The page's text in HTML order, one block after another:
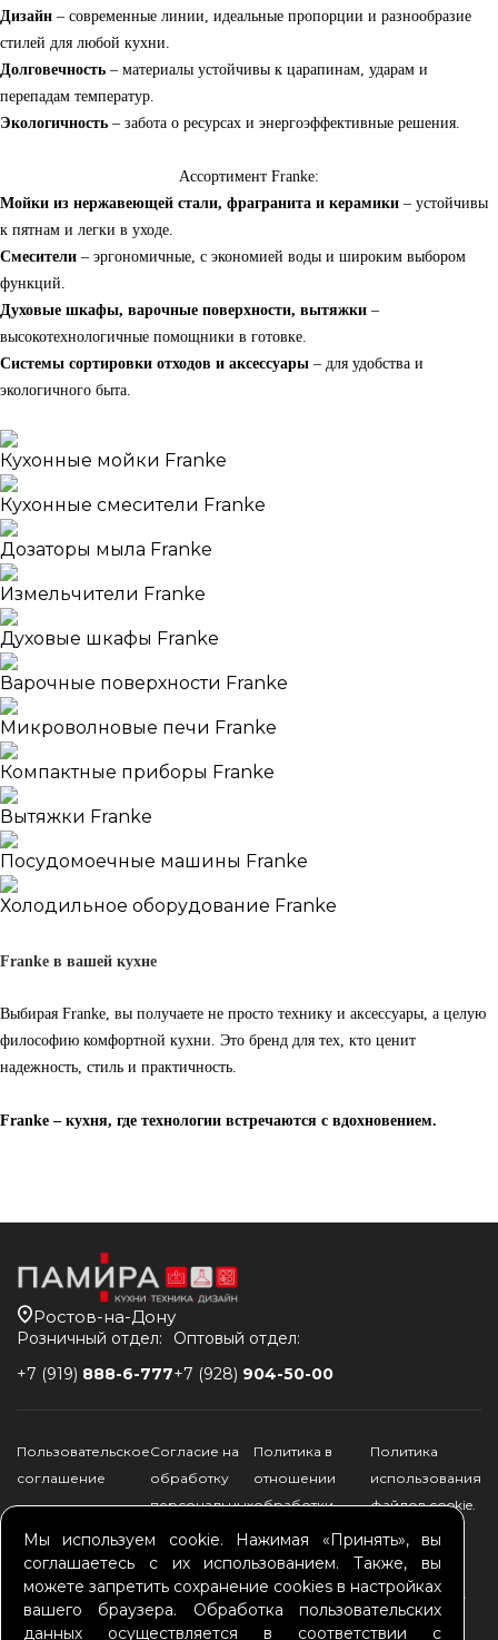
Дизайн – современные линии, идеальные пропорции и разнообразие
стилей для любой кухни.
Долговечность – материалы устойчивы к царапинам, ударам и
перепадам температур.
Экологичность – забота о ресурсах и энергоэффективные решения.
Ассортимент Franke:
Мойки из нержавеющей стали, фрагранита и керамики – устойчивы
к пятнам и легки в уходе.
Смесители – эргономичные, с экономией воды и широким выбором
функций.
Духовые шкафы, варочные поверхности, вытяжки –
высокотехнологичные помощники в готовке.
Системы сортировки отходов и аксессуары – для удобства и
экологичного быта.
Кухонные мойки Franke
Кухонные смесители Franke
Дозаторы мыла Franke
Измельчители Franke
Духовые шкафы Franke
Варочные поверхности Franke
Микроволновые печи Franke
Компактные приборы Franke
Вытяжки Franke
Посудомоечные машины Franke
Холодильное оборудование Franke
Franke в вашей кухне
Выбирая Franke, вы получаете не просто технику и аксессуары, а целую
философию комфортной кухни. Это бренд для тех, кто ценит
надежность, стиль и практичность.
Franke – кухня, где технологии встречаются с вдохновением.
Мы используем cookie. Нажимая «Принять», вы
соглашаетесь с их использованием. Также, вы
можете запретить сохранение cookies в настройках
вашего браузера. Обработка пользовательских
данных осуществляется в соответствии с
Ростов-на-Дону
Розничный отдел:
+7 (919) 888-6-777
Оптовый отдел:
+7 (928) 904-50-00
Пользовательское
соглашение
Согласие на
обработку
персональных
данных
Политика в
отношении
обработки
персональных
данных
Политика
использования
файлов соokie.
*Памира - официальный дилер Schulthess, Kuppersbusch, De Dietrich, ILVE,
Bertazzoni, ASKO, SMEG, Falmec, TEKA, Brandt, FRANKE, ALVEUS, GRAUDE,
HIBERG, ELIKOR, KRONA